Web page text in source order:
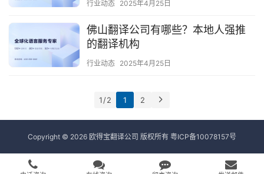
行业动态 2025年4月25日
佛山翻译公司有哪些？本地人强推
的翻译机构
行业动态 2025年4月25日
1 / 2 1 2
Copyright © 2026 欧得宝翻译公司 版权所有 粤ICP备10078157号